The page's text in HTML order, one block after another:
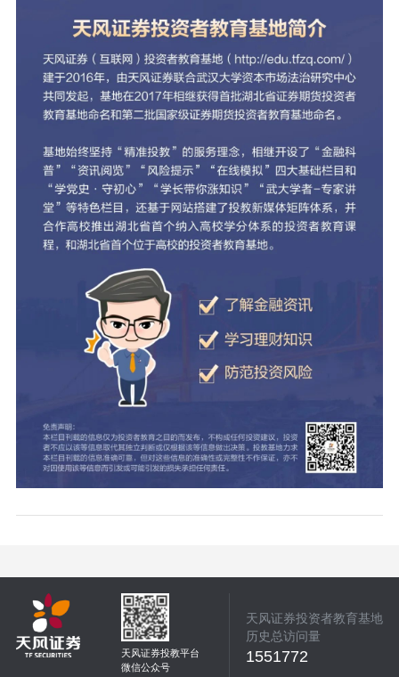
天风证券投教平台
微信公众号
天风证券投资者教育基地
历史总访问量
1551772